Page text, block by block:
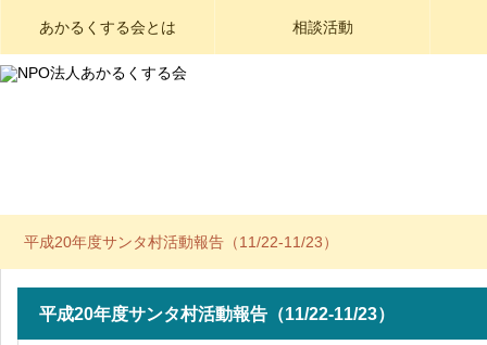
あかるくする会とは 相談活動
平成20年度サンタ村活動報告（11/22-11/23）
平成20年度サンタ村活動報告（11/22-11/23）